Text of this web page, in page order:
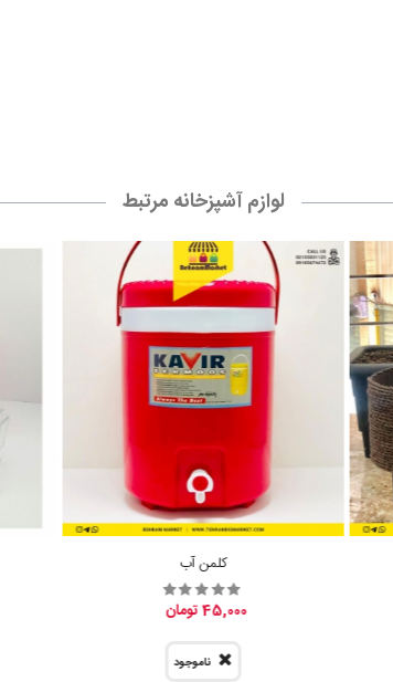
لوازم آشپزخانه مرتبط
کلمن آب
45,000 تومان
ناموجود